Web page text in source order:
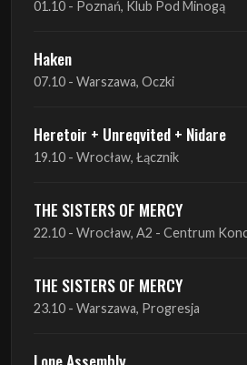
Heretoir + Unreqvited + Nidare
THE SISTERS OF MERCY
22.10 - Wrocław, A2 - Centrum
THE SISTERS OF MERCY
Lone Assembly
Lone Assembly